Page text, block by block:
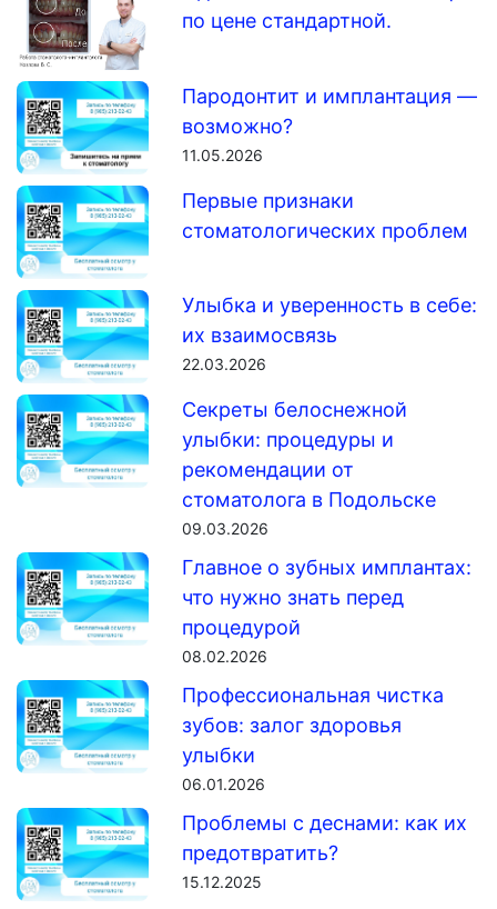
по цене стандартной.
Пародонтит и имплантация —
возможно?
11.05.2026
Первые признаки
стоматологических проблем
Улыбка и уверенность в себе:
их взаимосвязь
22.03.2026
Секреты белоснежной
улыбки: процедуры и
рекомендации от
стоматолога в Подольске
09.03.2026
Главное о зубных имплантах:
что нужно знать перед
процедурой
08.02.2026
Профессиональная чистка
зубов: залог здоровья
улыбки
06.01.2026
Проблемы с деснами: как их
предотвратить?
15.12.2025